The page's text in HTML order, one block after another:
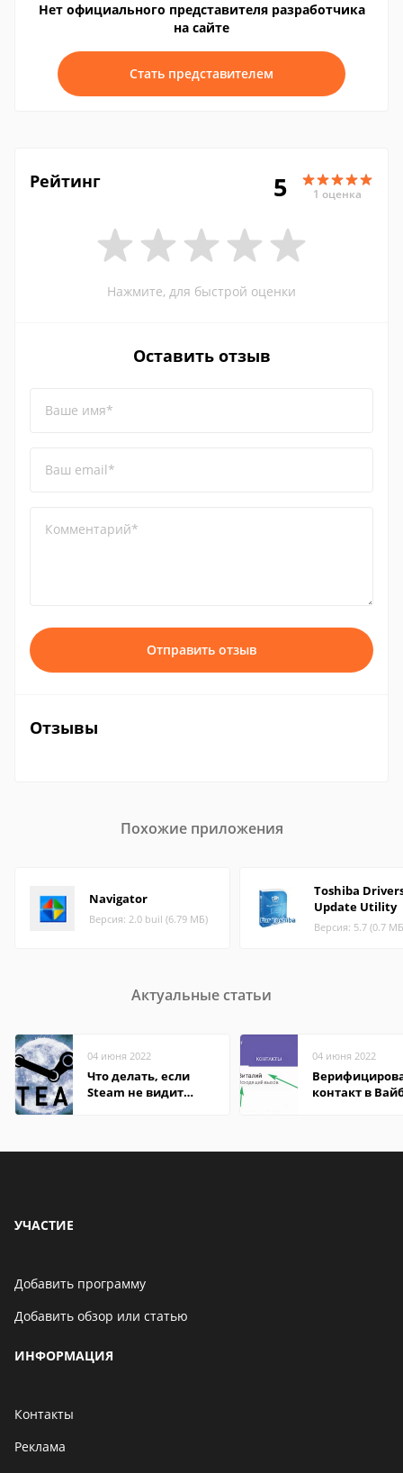
Нет официального представителя разработчика
на сайте
Стать представителем
Рейтинг 5 1 оценка
Нажмите, для быстрой оценки
Оставить отзыв
Ваше имя*
Ваш email*
Комментарий*
Отправить отзыв
Отзывы
Похожие приложения
Navigator
Версия: 2.0 buil (6.79 МБ)
Toshiba
Update Utility
Версия: 5.7 (0.7
Актуальные статьи
04 июня 2022
Что делать, если
Steam не видит
04 июня 2022
контакт в
УЧАСТИЕ
Добавить программу
Добавить обзор или статью
ИНФОРМАЦИЯ
Контакты
Реклама